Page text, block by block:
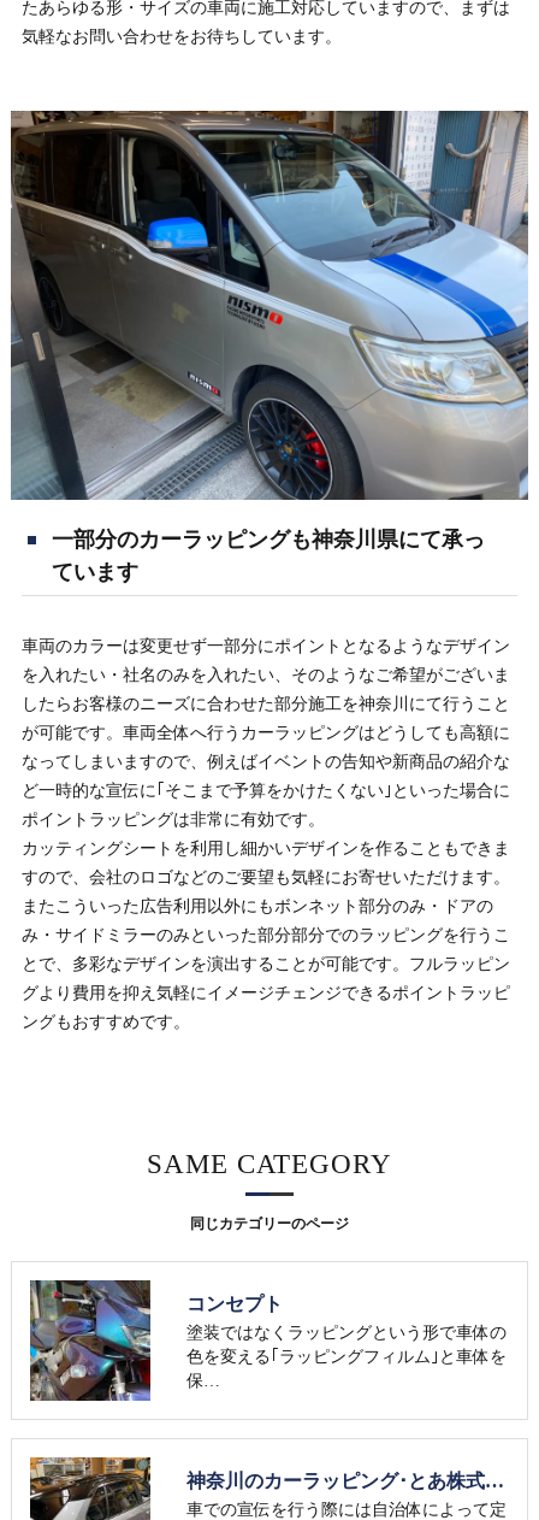
たあらゆる形・サイズの車両に施工対応していますので、まずは
気軽なお問い合わせをお待ちしています。
一部分のカーラッピングも神奈川県にて承っ
ています
車両のカラーは変更せず一部分にポイントとなるようなデザイン
を入れたい・社名のみを入れたい、そのようなご希望がございま
したらお客様のニーズに合わせた部分施工を神奈川にて行うこと
が可能です。車両全体へ行うカーラッピングはどうしても高額に
なってしまいますので、例えばイベントの告知や新商品の紹介な
ど一時的な宣伝に｢そこまで予算をかけたくない｣といった場合に
ポイントラッピングは非常に有効です。
カッティングシートを利用し細かいデザインを作ることもできま
すので、会社のロゴなどのご要望も気軽にお寄せいただけます。
またこういった広告利用以外にもボンネット部分のみ・ドアの
み・サイドミラーのみといった部分部分でのラッピングを行うこ
とで、多彩なデザインを演出することが可能です。フルラッピン
グより費用を抑え気軽にイメージチェンジできるポイントラッピ
ングもおすすめです。
同じカテゴリーのページ
SAME CATEGORY
コンセプト
塗装ではなくラッピングという形で車体の
色を変える｢ラッピングフィルム｣と車体を
保…
神奈川のカーラッピング･とあ株式会社の評判
車での宣伝を行う際には自治体によって定